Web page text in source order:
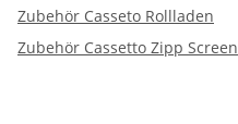
Zubehör Casseto Rollladen
Zubehör Cassetto Zipp Screen